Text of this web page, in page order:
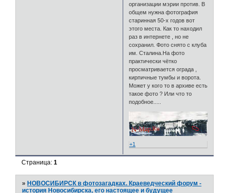
организации мэрии против. В
общем нужна фотография
старинная 50-х годов вот
этого места. Как то находил
раз в интернете , но не
сохранил. Фото снято с клуба
им. Сталина.На фото
практически чётко
просматривается ограда ,
кирпичные тумбы и ворота.
Может у кого то в архиве есть
такое фото ? Или что то
подобное.....
+1
Страница:1
» НОВОСИБИРСК в фотозагадках. Краеведческий форум -
история Новосибирска, его настоящее и будущее